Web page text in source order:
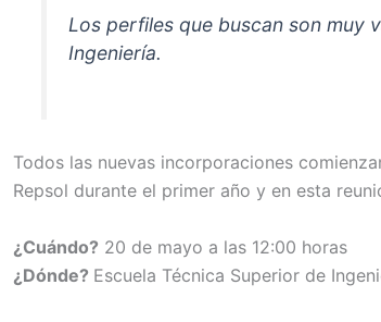
Los perfiles que buscan son muy
Ingeniería.
Todos las nuevas incorporaciones
Repsol durante el primer año y en esta
¿Cuándo? 20 de mayo a las 12:00 horas
¿Dónde? Escuela Técnica Superior de